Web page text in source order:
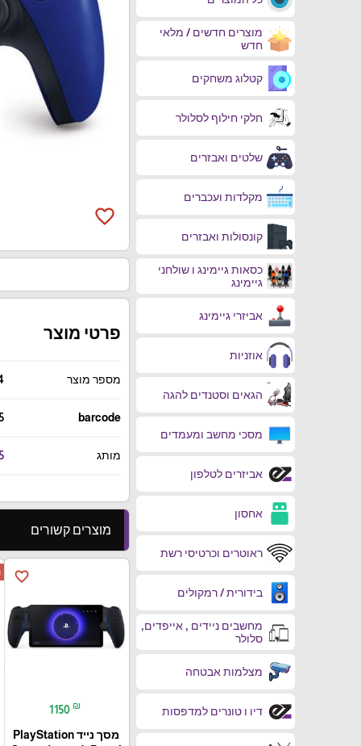
מוצרים חדשים / מלאי
חדש
קטלוג משחקים
חלקי חילוף לסלולר
שלטים ואבזרים
מקלדות ועכברים
קונסולות ואבזרים
כסאות גיימינג ו שולחני
גיימינג
אביזרי גיימינג
אוזניות
הגאים וסטנדים להגה
מסכי מחשב ומעמדים
אביזרים לטלפון
אחסון
ראוטרים וכרטיסי רשת
בידורית / רמקולים
מחשבים ניידים , אייפדים,
סלולר
מצלמות אבטחה
דיו ו טונרים למדפסות
favorite_border
פרטי מוצר
מספר מוצר
barcode
מותג
מוצרים קשורים
favorite_border
1150 ₪
מסך נייד PlayStation